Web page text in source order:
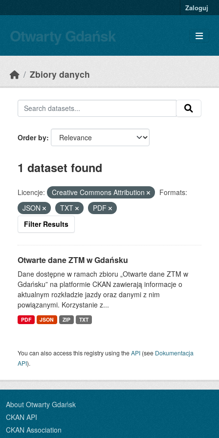
Zaloguj
Otwarty Gdańsk
Zbiory danych
Order by
1 dataset found
Licencje: Creative Commons Attribution
Formats:
JSON
TXT
PDF
Filter Results
Otwarte dane ZTM w Gdańsku
Dane dostępne w ramach zbioru „Otwarte dane ZTM w
Gdańsku” na platformie CKAN zawierają informacje o
aktualnym rozkładzie jazdy oraz danymi z nim
powiązanymi. Korzystanie z...
PDF JSON ZIP TXT
You can also access this registry using theAPI (see Dokumentacja
API).
About Otwarty Gdańsk
CKAN API
CKAN Association